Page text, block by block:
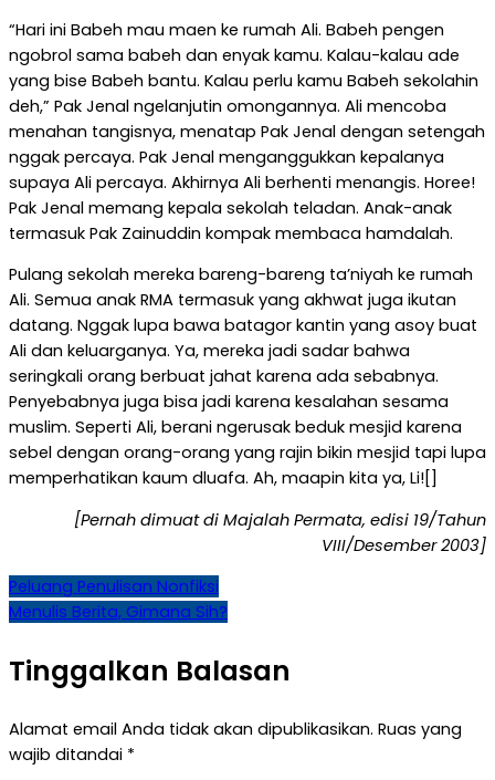
“Hari ini Babeh mau maen ke rumah Ali. Babeh pengen
ngobrol sama babeh dan enyak kamu. Kalau-kalau ade
yang bise Babeh bantu. Kalau perlu kamu Babeh sekolahin
deh,” Pak Jenal ngelanjutin omongannya. Ali mencoba
menahan tangisnya, menatap Pak Jenal dengan setengah
nggak percaya. Pak Jenal menganggukkan kepalanya
supaya Ali percaya. Akhirnya Ali berhenti menangis. Horee!
Pak Jenal memang kepala sekolah teladan. Anak-anak
termasuk Pak Zainuddin kompak membaca hamdalah.
Pulang sekolah mereka bareng-bareng ta’niyah ke rumah
Ali. Semua anak RMA termasuk yang akhwat juga ikutan
datang. Nggak lupa bawa batagor kantin yang asoy buat
Ali dan keluarganya. Ya, mereka jadi sadar bahwa
seringkali orang berbuat jahat karena ada sebabnya.
Penyebabnya juga bisa jadi karena kesalahan sesama
muslim. Seperti Ali, berani ngerusak beduk mesjid karena
sebel dengan orang-orang yang rajin bikin mesjid tapi lupa
memperhatikan kaum dluafa. Ah, maapin kita ya, Li![]
[Pernah dimuat di Majalah Permata, edisi 19/Tahun
VIII/Desember 2003]
Navigasi
Peluang Penulisan Nonfiksi
Menulis Berita, Gimana Sih?
Tinggalkan Balasan
Alamat email Anda tidak akan dipublikasikan. Ruas yang
wajib ditandai *